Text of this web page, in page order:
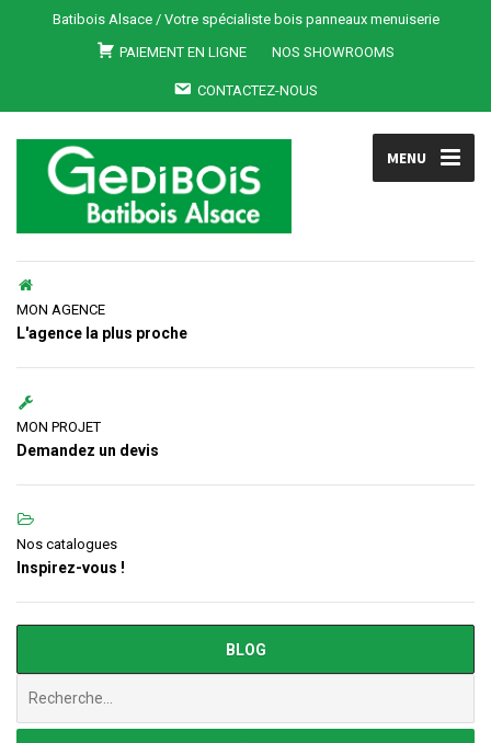
Batibois Alsace / Votre spécialiste bois panneaux menuiserie
PAIEMENT EN LIGNE
NOS SHOWROOMS
CONTACTEZ-NOUS
MENU
MON AGENCE
L'agence la plus proche
MON PROJET
Demandez un devis
Nos catalogues
Inspirez-vous !
BLOG